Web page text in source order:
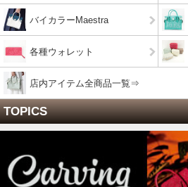
バイカラーMaestra
各種ウォレット
店内アイテム全商品一覧⇒
TOPICS